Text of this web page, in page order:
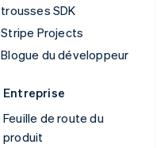
trousses SDK
Stripe Projects
Blogue du développeur
Entreprise
Feuille de route du
produit